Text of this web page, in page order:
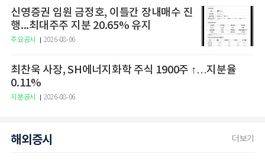
신영증권 임원 금정호, 이틀간 장내매수 진
행...최대주주 지분 20.65% 유지
주요공시 2026-08-06
최찬욱 사장, SH에너지화학 주식 1900주 ↑…지분율
0.11%
지분공시 2026-08-06
해외증시 더보기